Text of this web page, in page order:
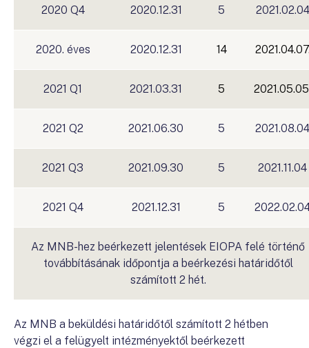
2020 Q4 2020.12.31 5 2021.02.04
2020. éves 2020.12.31 14
2021 Q1 2021.03.31 5
2021 Q2 2021.06.30 5 2021.08.04
2021 Q3 2021.09.30 5 2021.11.04
2021 Q4 2021.12.31 5
Az MNB-hez beérkezett jelentések EIOPA felé történő
továbbításának időpontja a beérkezési határidőtől
számított 2 hét.
Az MNB a beküldési határidőtől számított 2 hétben
végzi el a felügyelt intézményektől beérkezett